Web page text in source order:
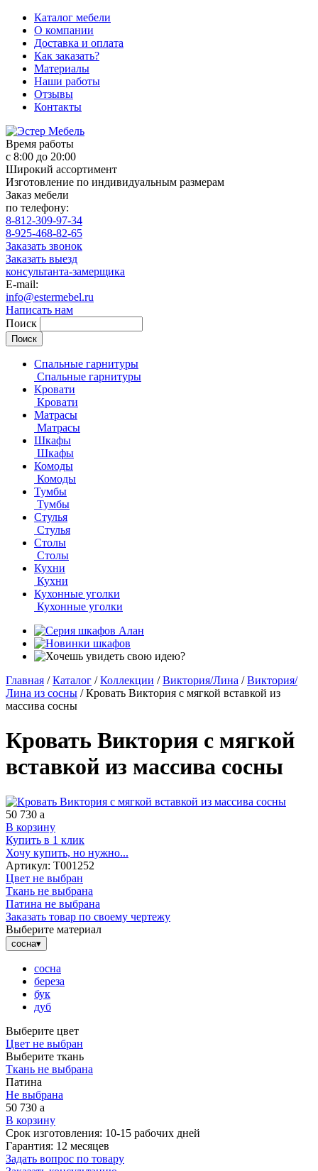
Каталог мебели
О компании
Доставка и оплата
Как заказать?
Материалы
Наши работы
Отзывы
Контакты
Время работы
с 8:00 до 20:00
Широкий ассортимент
Изготовление по индивидуальным размерам
Заказ мебели
по телефону:
8-812-309-97-34
8-925-468-82-65
Заказать звонок
Заказать выезд
консультанта-замерщика
E-mail:
info@estermebel.ru
Написать нам
Поиск
Спальные гарнитуры
Спальные гарнитуры
Кровати
Кровати
Матрасы
Матрасы
Шкафы
Шкафы
Комоды
Комоды
Тумбы
Тумбы
Стулья
Стулья
Столы
Столы
Кухни
Кухни
Кухонные уголки
Кухонные уголки
Главная / Каталог / Коллекции / Виктория/Лина / Виктория/
Лина из сосны / Кровать Виктория с мягкой вставкой из
массива сосны
Кровать Виктория с мягкой
вставкой из массива сосны
50 730 a
В корзину
Купить в 1 клик
Хочу купить, но нужно...
Артикул: Т001252
Цвет не выбран
Ткань не выбрана
Патина не выбрана
Заказать товар по своему чертежу
Выберите материал
сосна▾
сосна
береза
бук
дуб
Выберите цвет
Цвет не выбран
Выберите ткань
Ткань не выбрана
Патина
Не выбрана
50 730 a
В корзину
Срок изготовления: 10-15 рабочих дней
Гарантия: 12 месяцев
Задать вопрос по товару